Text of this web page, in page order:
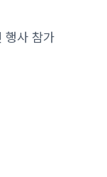
행사 참가